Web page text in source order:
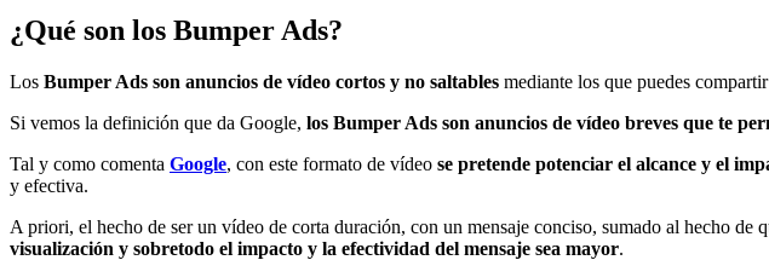
¿Qué son los Bumper Ads?
Los Bumper Ads son anuncios de vídeo cortos y no saltables mediante los que puedes
Si vemos la definición que da Google, los Bumper Ads son anuncios de vídeo breves que te
Tal y como comenta Google, con este formato de vídeo se pretende potenciar el alcance y el
y efectiva.
A priori, el hecho de ser un vídeo de corta duración, con un mensaje conciso, sumado al hecho
visualización y sobretodo el impacto y la efectividad del mensaje sea mayor.